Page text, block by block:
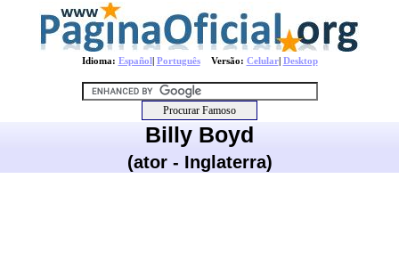
Idioma: Español| PortuguêsVersão: Celular| Desktop
Billy Boyd
(ator - Inglaterra)